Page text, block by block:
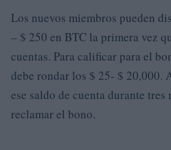
Los nuevos miembros pueden
– $ 250 en BTC la primera vez
cuentas. Para calificar para el
debe rondar los $ 25- $ 20,000.
ese saldo de cuenta durante tres
reclamar el bono.